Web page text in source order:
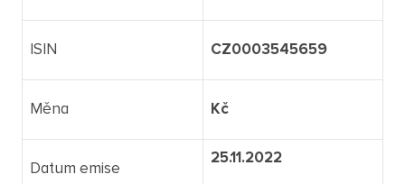
ISIN CZ0003545659
Měna Kč
Datum emise
25.11.2022